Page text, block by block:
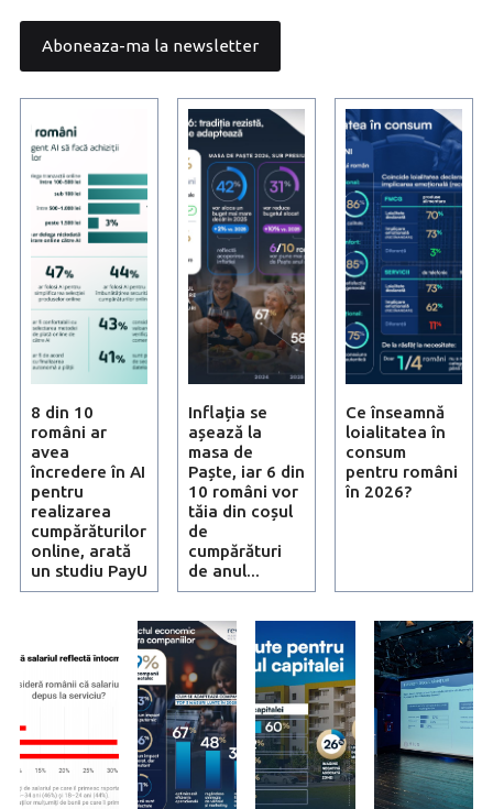
8 din 10
români ar
avea
încredere în AI
pentru
realizarea
cumpărăturilor
online, arată
un studiu PayU
Inflația se
așează la
masa de
Paște, iar 6 din
10 români vor
tăia din coșul
de
cumpărături
de anul...
Ce înseamnă
loialitatea în
consum
pentru români
în 2026?